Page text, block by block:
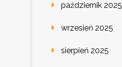
październik 2025
wrzesień 2025
sierpień 2025